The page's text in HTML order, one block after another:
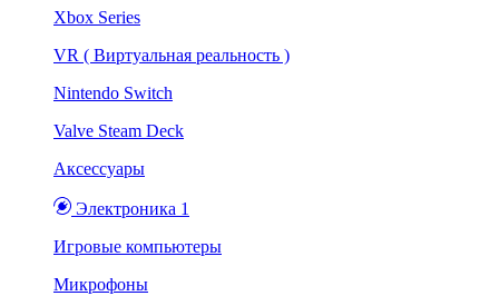
Xbox Series
VR ( Виртуальная реальность )
Nintendo Switch
Valve Steam Deck
Аксессуары
Электроника 1
Игровые компьютеры
Микрофоны